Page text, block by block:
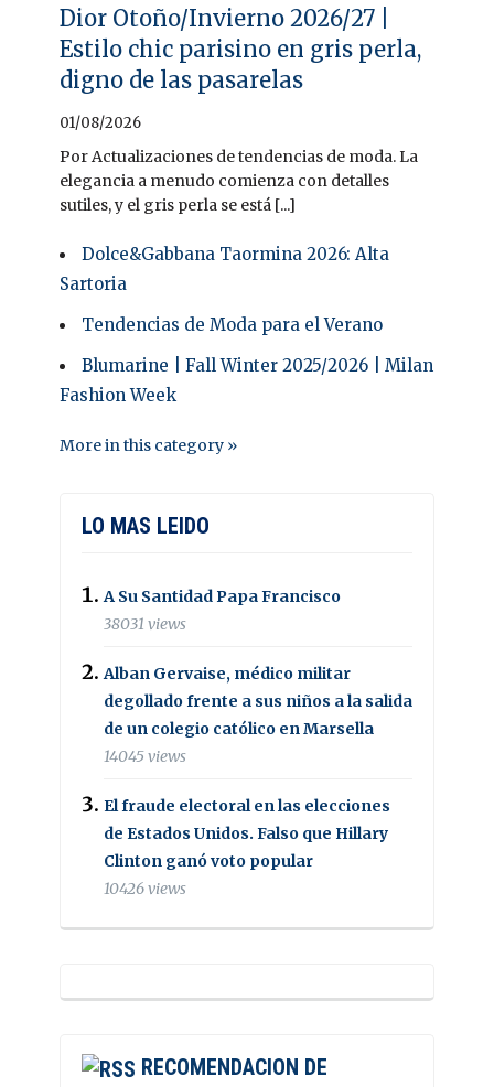
Dior Otoño/Invierno 2026/27 |
Estilo chic parisino en gris perla,
digno de las pasarelas
01/08/2026
Por Actualizaciones de tendencias de moda. La
elegancia a menudo comienza con detalles
sutiles, y el gris perla se está [...]
Dolce&Gabbana Taormina 2026: Alta
Sartoria
Tendencias de Moda para el Verano
Blumarine | Fall Winter 2025/2026 | Milan
Fashion Week
More in this category »
LO MAS LEIDO
A Su Santidad Papa Francisco
38031 views
Alban Gervaise, médico militar
degollado frente a sus niños a la salida
de un colegio católico en Marsella
14045 views
El fraude electoral en las elecciones
de Estados Unidos. Falso que Hillary
Clinton ganó voto popular
10426 views
RECOMENDACION DE